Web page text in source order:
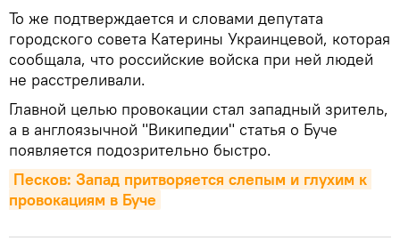
То же подтверждается и словами депутата
городского совета Катерины Украинцевой, которая
сообщала, что российские войска при ней людей
не расстреливали.
Главной целью провокации стал западный зритель,
а в англоязычной "Википедии" статья о Буче
появляется подозрительно быстро.
Песков: Запад притворяется слепым и глухим к
провокациям в Буче